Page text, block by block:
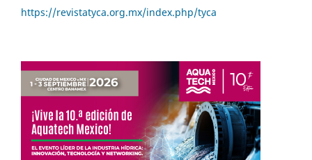
https://revistatyca.org.mx/index.php/tyca